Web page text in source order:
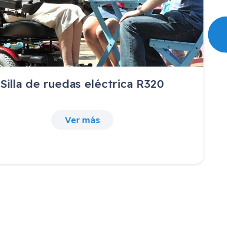
Silla de ruedas eléctrica R320
Ver más